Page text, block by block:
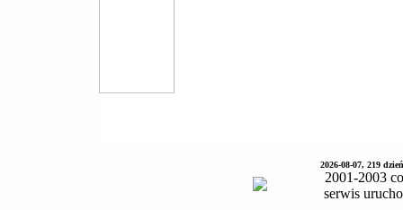
2026-08-07, 219
2001-2003
serwis